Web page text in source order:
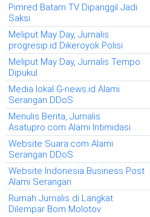
Pimred Batam TV Dipanggil Jadi
Saksi
Meliput May Day, Jurnalis
progresip.id Dikeroyok Polisi
Meliput May Day, Jurnalis Tempo
Dipukul
Media lokal G-news.id Alami
Serangan DDoS
Menulis Berita, Jurnalis
Asatupro.com Alami Intimidasi
Website Suara.com Alami
Serangan DDoS
Website Indonesia Business Post
Alami Serangan
Rumah Jurnalis di Langkat
Dilempar Bom Molotov